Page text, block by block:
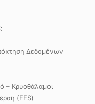
Δεδομένων
– Κρυοθάλαμοι
(FES)